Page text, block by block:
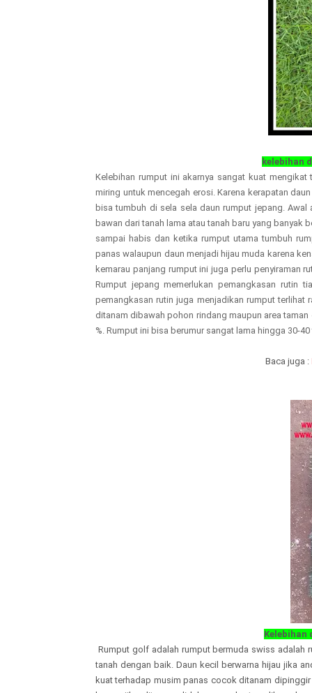
kelebihan
Kelebihan rumput ini akarnya sangat kuat
miring untuk mencegah erosi. Karena kerapatan
bisa tumbuh di sela sela daun rumput jepang.
bawan dari tanah lama atau tanah baru yang banyak
sampai habis dan ketika rumput utama tumbuh
panas walaupun daun menjadi hijau muda karena
kemarau panjang rumput ini juga perlu penyiraman
Rumput jepang memerlukan pemangkasan rutin
pemangkasan rutin juga menjadikan rumput
ditanam dibawah pohon rindang maupun area
%. Rumput ini bisa berumur sangat lama hingga 30-
Baca juga :
Kelebihan
Rumput golf adalah rumput bermuda swiss adalah
tanah dengan baik. Daun kecil berwarna hijau jika
kuat terhadap musim panas cocok ditanam